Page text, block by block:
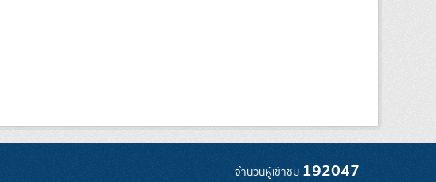
จำนวนผู้เข้าชม 192047